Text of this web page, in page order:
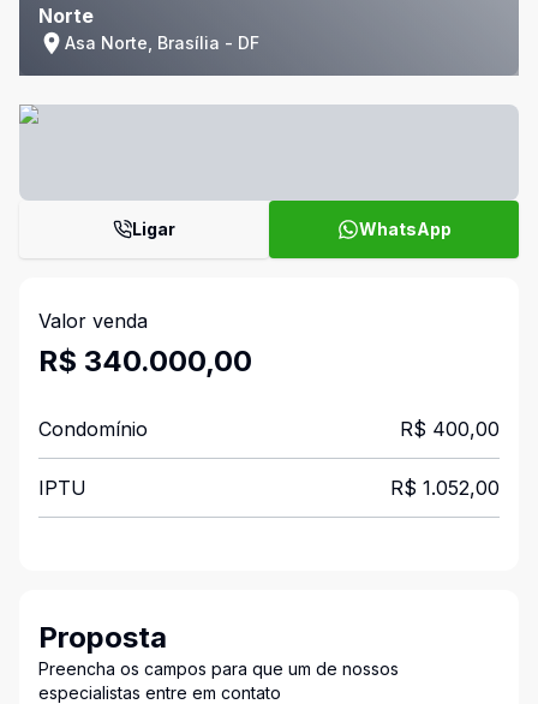
Norte
Asa Norte, Brasília - DF
Ligar WhatsApp
Valor venda
R$ 340.000,00
Condomínio R$ 400,00
IPTU R$ 1.052,00
Proposta
Preencha os campos para que um de nossos
especialistas entre em contato